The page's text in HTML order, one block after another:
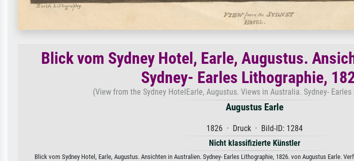
Blick vom Sydney Hotel, Earle, Augustus.
Sydney- Earles Lithographie,
(View from the Sydney HotelEarle, Augustus. Views in Australia. Sydney-
Augustus Earle
1826 · Druck · Bild-ID: 1284
Nicht klassifizierte Künstler
Blick vom Sydney Hotel, Earle, Augustus. Ansichten in Australien. Sydney- Earles Lithographie, 1826. von Augustus Earle.